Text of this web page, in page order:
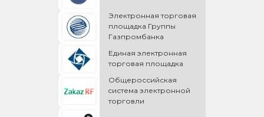
Электронная торговая
площадка Группы
Газпромбанка
Единая электронная
торговая площадка
Общероссийская
cистема электронной
торговли